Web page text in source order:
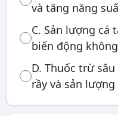
và tăng năng
C. Sản lượng cá
biến động
D. Thuốc trừ
rầy và sản